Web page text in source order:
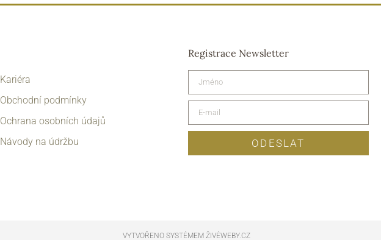
Kariéra
Obchodní podmínky
Ochrana osobních údajů
Návody na údržbu
Registrace Newsletter
ODESLAT
VYTVOŘENO SYSTÉMEM ŽIVÉWEBY.CZ